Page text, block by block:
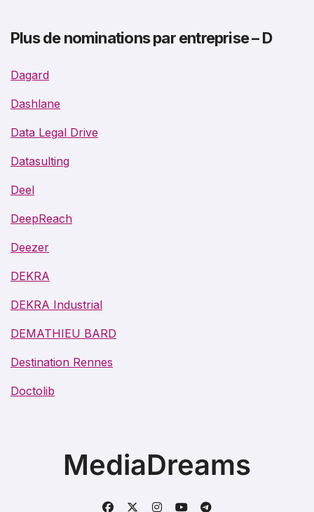
Plus de nominations par entreprise – D
Dagard
Dashlane
Data Legal Drive
Datasulting
Deel
DeepReach
Deezer
DEKRA
DEKRA Industrial
DEMATHIEU BARD
Destination Rennes
Doctolib
MediaDreams